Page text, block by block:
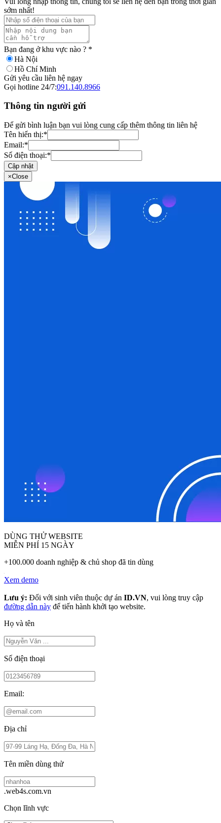
sớm nhất!
Bạn đang ở khu vực nào ? *
Hà Nội
Hồ Chí Minh
Gửi yêu cầu liên hệ ngay
Gọi hotline 24/7:091.140.8966
Thông tin người gửi
Để gửi bình luận bạn vui lòng cung cấp thêm thông tin liên hệ
Tên hiển thị:*
Email:*
Số điện thoại:*
Cập nhật
×Close
DÙNG THỬ WEBSITE
MIỄN PHÍ 15 NGÀY
+100.000 doanh nghiệp & chủ shop đã tin dùng
Xem demo
Lưu ý: Đối với sinh viên thuộc dự án ID.VN, vui lòng truy cập
đường dẫn này để tiến hành khởi tạo website.
Họ và tên
Số điện thoại
Email:
Địa chỉ
Tên miền dùng thử
.web4s.com.vn
Chọn lĩnh vực